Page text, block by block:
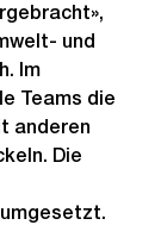
und
Im
Teams die
anderen
Die